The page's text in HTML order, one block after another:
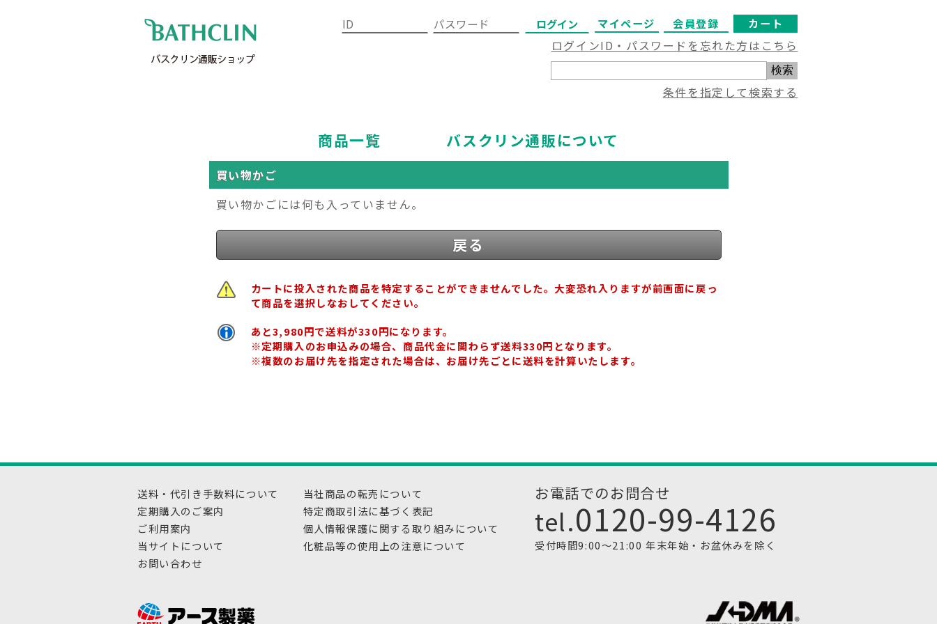
カート
会員登録
マイページ
ログインID・パスワードを忘れた方はこちら
条件を指定して検索する
商品一覧 バスクリン通販について
買い物かご
買い物かごには何も入っていません。
戻る
カートに投入された商品を特定することができませんでした。大変恐れ入りますが前画面に戻っ
て商品を選択しなおしてください。
あと3,980円で送料が330円になります。
※定期購入のお申込みの場合、商品代金に関わらず送料330円となります。
※複数のお届け先を指定された場合は、お届け先ごとに送料を計算いたします。
送料・代引き手数料について
定期購入のご案内
ご利用案内
当サイトについて
お問い合わせ
当社商品の転売について
特定商取引法に基づく表記
個人情報保護に関する取り組みについて
化粧品等の使用上の注意について
お電話でのお問合せ
tel.0120-99-4126
受付時間9:00～21:00 年末年始・お盆休みを除く